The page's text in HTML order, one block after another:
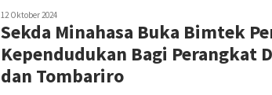
12 Oktober 2024
Sekda Minahasa Buka Bimtek
Kependudukan Bagi Perangkat
dan Tombariro